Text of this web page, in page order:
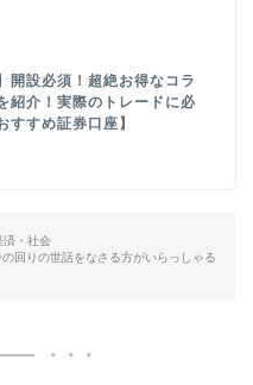
開設必須！超絶お得なコラ
紹介！実際のトレードに必
すすめ証券口座】
済・社会
回りの世話をなさる方がいらっしゃる